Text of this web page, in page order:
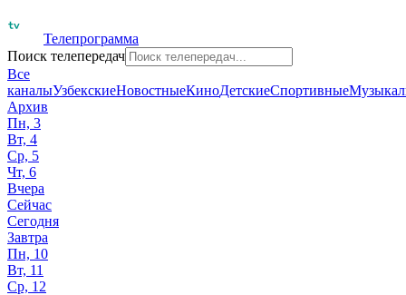
Телепрограмма
Поиск телепередач
Все
каналыУзбекскиеНовостныеКиноДетскиеСпортивные
Архив
Пн, 3
Вт, 4
Ср, 5
Чт, 6
Вчера
Сейчас
Сегодня
Завтра
Пн, 10
Вт, 11
Ср, 12